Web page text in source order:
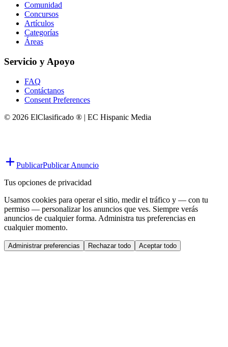
Comunidad
Concursos
Artículos
Categorías
Áreas
Servicio y Apoyo
FAQ
Contáctanos
Consent Preferences
© 2026 ElClasificado ® | EC Hispanic Media
PublicarPublicar Anuncio
Tus opciones de privacidad
Usamos cookies para operar el sitio, medir el tráfico y — con tu
permiso — personalizar los anuncios que ves. Siempre verás
anuncios de cualquier forma. Administra tus preferencias en
cualquier momento.
Administrar preferencias Rechazar todo Aceptar todo